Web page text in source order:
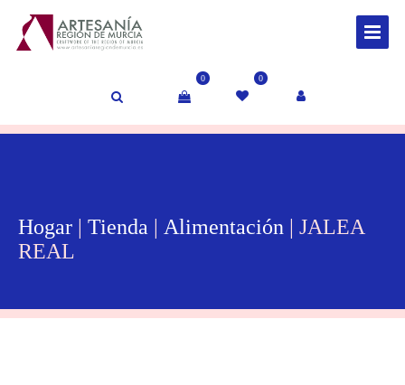
0 0
Hogar Tienda Alimentación | JALEA
REAL